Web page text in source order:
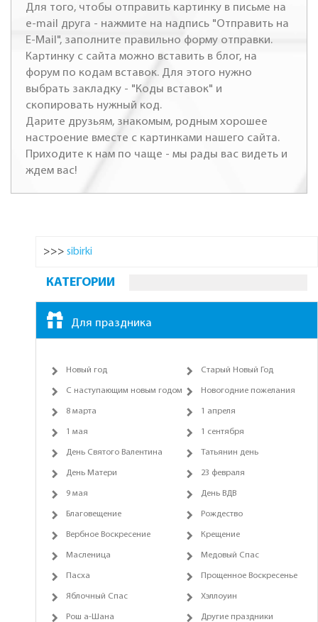
Для того, чтобы отправить картинку в письме на
e-mail друга - нажмите на надпись "Отправить на
E-Mail", заполните правильно форму отправки.
Картинку с сайта можно вставить в блог, на
форум по кодам вставок. Для этого нужно
выбрать закладку - "Коды вставок" и
скопировать нужный код.
Дарите друзьям, знакомым, родным хорошее
настроение вместе с картинками нашего сайта.
Приходите к нам по чаще - мы рады вас видеть и
ждем вас!
>>> sibirki
КАТЕГОРИИ
Для праздника
Новый год Старый Новый Год
С наступающим новым годом Новогодние пожелания
8 марта 1 апреля
1 мая 1 сентября
День Святого Валентина Татьянин день
День Матери 23 февраля
9 мая День ВДВ
Благовещение Рождество
Вербное Воскресение Крещение
Масленица Медовый Спас
Пасха Прощенное Воскресенье
Яблочный Спас Хэллоуин
Рош а-Шана Другие праздники